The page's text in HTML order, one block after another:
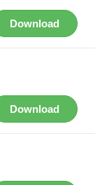
Download
Download